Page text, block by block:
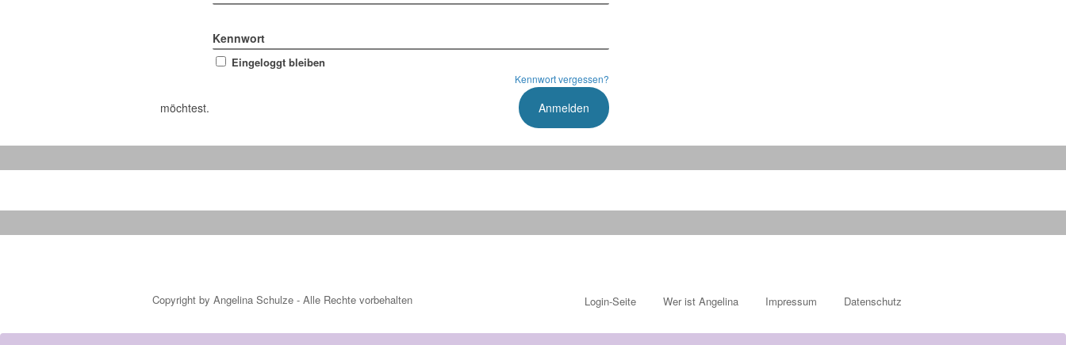
möchtest.
Kennwort
Eingeloggt bleiben
Kennwort vergessen?
Login-Seite Wer ist Angelina Impressum Datenschutz
Copyright by Angelina Schulze - Alle Rechte vorbehalten